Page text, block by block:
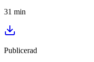
31 min
Publicerad